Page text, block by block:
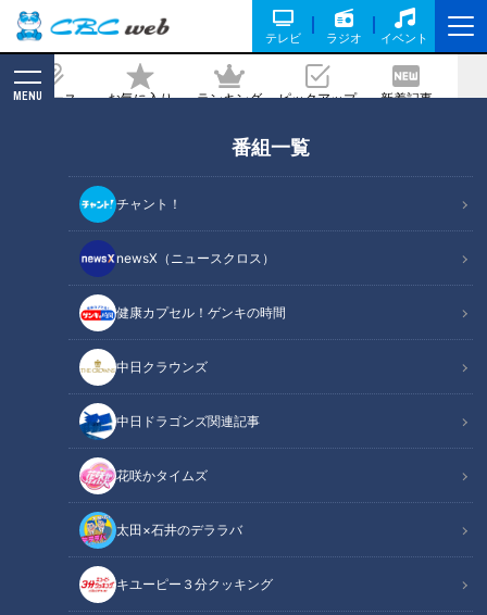
テレビ ラジオ イベント
ニュース お気に入り ランキング ピックアップ 新着記事
MENU
番組一覧
チャント！
newsX（ニュースクロス）
健康カプセル！ゲンキの時間
中日クラウンズ
中日ドラゴンズ関連記事
花咲かタイムズ
太田×石井のデララバ
キユーピー３分クッキング
油ダレがたまらない「絶品トンテキ」を
満喫！三重県伊勢市でなりゆきグルメ旅
2021/12/16 16:00
チャント！